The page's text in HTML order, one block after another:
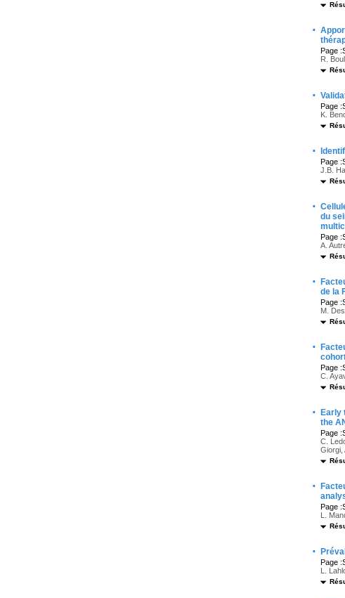
·
Page
R.
·
Page
K.
·
Page
J.B.
·
du
Page
A.
·
de la
Page
M.
·
Page
C.
·
Early
the
Page
C.
Giorgi,
·
Page
L.
·
Page
L.